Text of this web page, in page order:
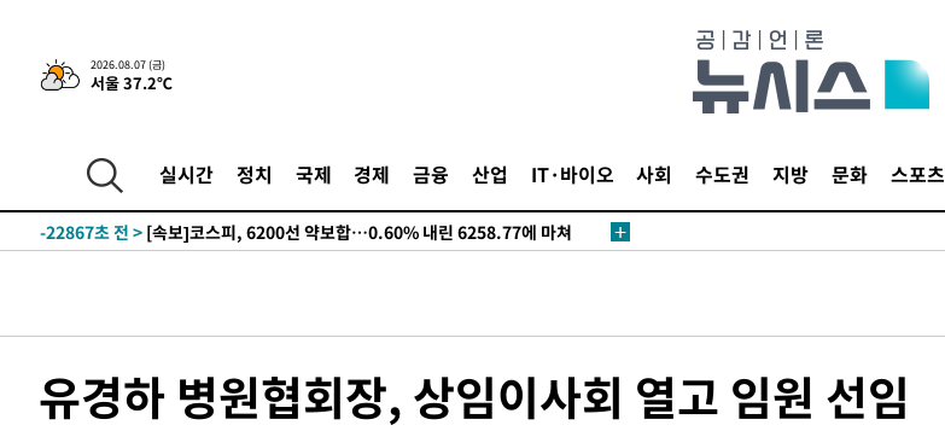
2026.08.07 (금)
서울 37.2℃
실시간 정치 국제 경제 금융 산업 IT·바이오 사회 수도권 지방 문화 스포츠
갈 수도
-28765초 전 >낮 최고 37도 찜통더위…곳곳 소나기·강원 많은 비[내일날씨]
-27071초 전 > SK하이닉스, 용인·청주 팹에 54조 투자…"AI 메모리 수요 선제 대
-23180초 전 >
외국인 심판 성 접대 7경기 들여다보니…한국 축구 '5승 2무'
-22914초 전 >
-22867초 전 > [속보]코스피, 6200선 약보합…0.60% 내린 6258.77에 마쳐
-19826초 전 >[속보]종합특검, '계엄 수용공간 확보' 신용해 前교정본부장 기소
-18670초 전 >11시간 압수수색에 성접대 파문까지…'쑥대밭' 된 축구협회
유경하 병원협회장, 상임이사회 열고 임원 선임